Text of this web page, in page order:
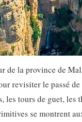
de la province de
revisiter le passé de
les tours de guet, les
se montrent